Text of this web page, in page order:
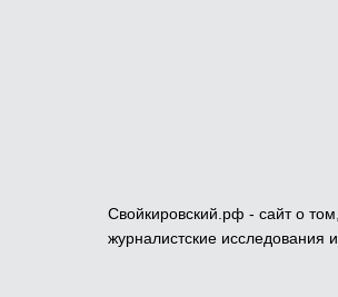
Свойкировский.рф - сайт о
журналистские